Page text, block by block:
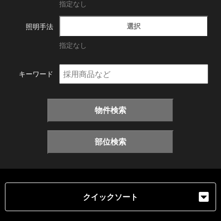
指定なし
照明手法 選択
指定なし
キーワード
物件検索
部位検索
クイックソート